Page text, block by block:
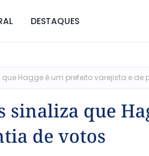
DESTAQUES
Hagge é um prefeito varejista e
sinaliza que
de votos